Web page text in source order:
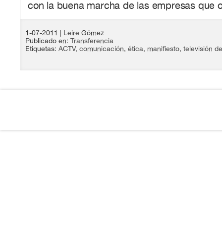
con la buena marcha de las empresas que
1-07-2011
| Leire Gómez
Publicado en: Transferencia
Etiquetas: ACTV, comunicación, ética, manifiesto, televisión